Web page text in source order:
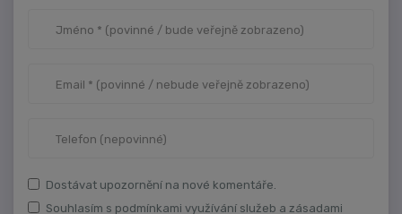
Dostávat upozornění na nové komentáře.
Souhlasím s podmínkami využívání služeb a zásadami